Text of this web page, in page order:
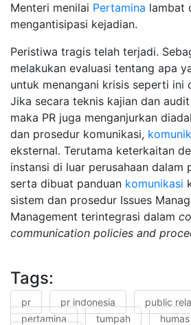
Menteri menilai Pertamina lambat
mengantisipasi kejadian.
Peristiwa tragis telah terjadi.
melakukan evaluasi tentang apa
untuk menangani krisis seperti ini
Jika secara teknis kajian dan
maka PR juga menganjurkan
dan prosedur komunikasi,
eksternal. Terutama keterkaitan
instansi di luar perusahaan dalam
serta dibuat panduan komunikasi
sistem dan prosedur Issues
Management terintegrasi dalam
communication policies and
Tags:
pr pr indonesia
public
pertamina
tumpah humas